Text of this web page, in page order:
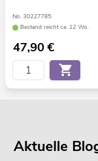
No. 30227785
Bestand reicht ca. 12 Wo.
47,90€
Aktuelle